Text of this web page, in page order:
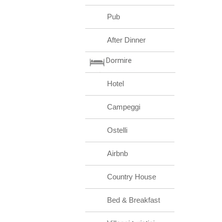
Pub
After Dinner
Dormire
Hotel
Campeggi
Ostelli
Airbnb
Country House
Bed & Breakfast